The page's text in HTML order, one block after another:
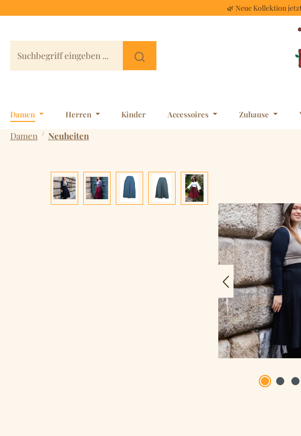
🌿 Neue Kollektion
Damen Herren Kinder Accessoires Zuhause
Damen / Neuheiten
Bildergalerie überspringen